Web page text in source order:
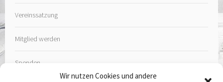
Wir nutzen Cookies und andere
Vereinssatzung
Mitglied werden
Spenden